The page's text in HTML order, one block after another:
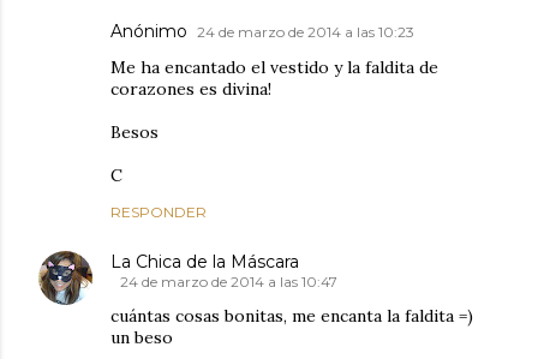
Anónimo 24 de marzo de 2014 a las 10:23
Me ha encantado el vestido y la faldita de
corazones es divina!
Besos
C
RESPONDER
La Chica de la Máscara
24 de marzo de 2014 a las 10:47
cuántas cosas bonitas, me encanta la faldita =)
un beso